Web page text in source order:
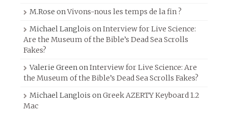
M.Rose onVivons-nous les temps de la fin ?
Michael Langlois onInterview for Live Science:
Are the Museum of the Bible’s Dead Sea Scrolls
Fakes?
Valerie GreenonInterview for Live Science: Are
the Museum of the Bible’s Dead Sea Scrolls Fakes?
Michael Langlois onGreek AZERTY Keyboard 1.2
Mac